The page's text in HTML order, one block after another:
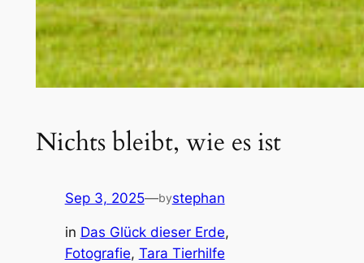
Nichts bleibt, wie es ist
Sep 3, 2025—bystephan
in Das Glück dieser Erde
Fotografie, Tara Tierhilfe